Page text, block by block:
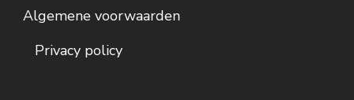
Algemene voorwaarden
Privacy policy